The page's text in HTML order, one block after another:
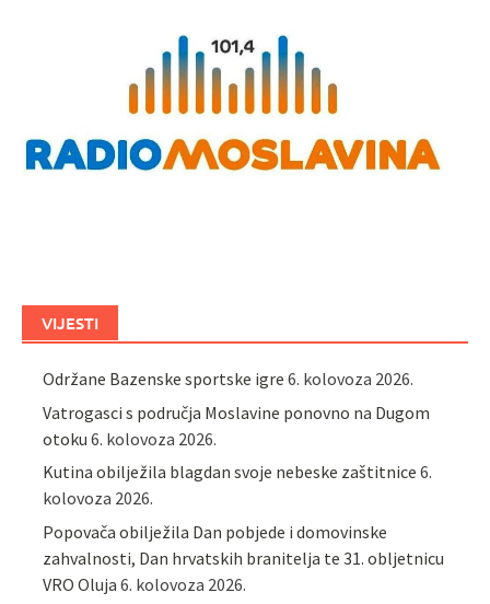
VIJESTI
Održane Bazenske sportske igre 6. kolovoza 2026.
Vatrogasci s područja Moslavine ponovno na Dugom
otoku 6. kolovoza 2026.
Kutina obilježila blagdan svoje nebeske zaštitnice 6.
kolovoza 2026.
Popovača obilježila Dan pobjede i domovinske
zahvalnosti, Dan hrvatskih branitelja te 31. obljetnicu
VRO Oluja 6. kolovoza 2026.